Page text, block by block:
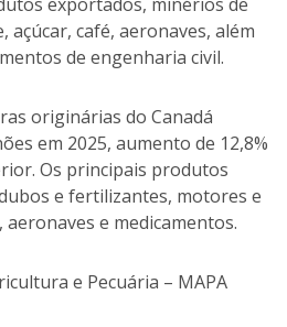
açúcar, café, aeronaves, além
de engenharia civil.
originárias do Canadá
em 2025, aumento de 12,8%
Os principais produtos
e fertilizantes, motores e
e medicamentos.
e Pecuária – MAPA